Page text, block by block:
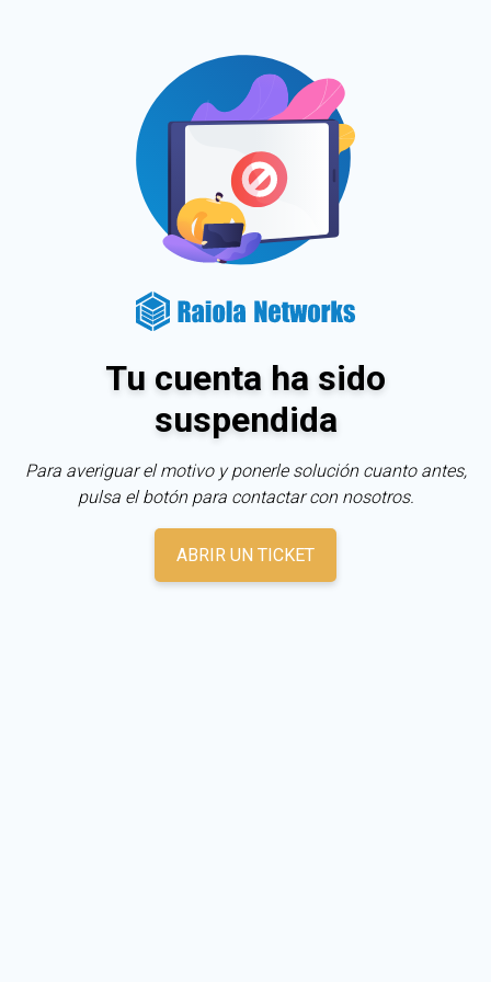
Tu cuenta ha sido
suspendida
Para averiguar el motivo y ponerle solución cuanto antes,
pulsa el botón para contactar con nosotros.
ABRIR UN TICKET